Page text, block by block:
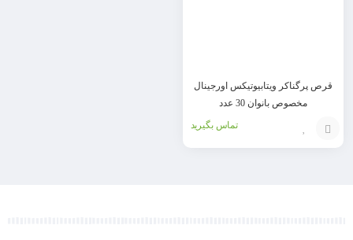
قرص پرگناکر ویتابیوتیکس اورجینال
مخصوص بانوان 30 عدد
تماس بگیرید